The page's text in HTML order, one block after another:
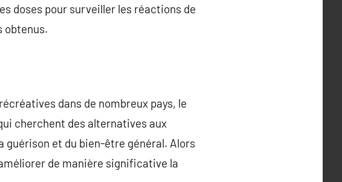
doses pour surveiller les réactions de
obtenus.
dans de nombreux pays, le
cherchent des alternatives aux
et du bien-être général. Alors
de manière significative la